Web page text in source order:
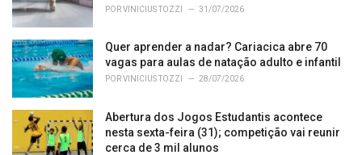
PORVINICIUS TOZZI 31/07/2026
Quer aprender a nadar? Cariacica abre 70
vagas para aulas de natação adulto e infantil
PORVINICIUS TOZZI 28/07/2026
Abertura dos Jogos Estudantis acontece
nesta sexta-feira (31); competição vai reunir
cerca de 3 mil alunos